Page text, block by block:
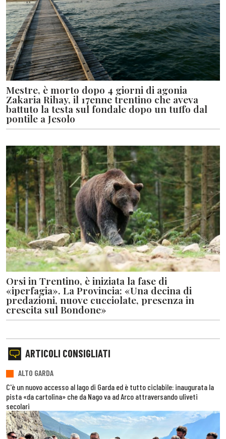
Mestre, è morto dopo 4 giorni di agonia
Zakaria Rihay, il 17enne trentino che aveva
battuto la testa sul fondale dopo un tuffo dal
pontile a Jesolo
Orsi in Trentino, è iniziata la fase di
«iperfagia». La Provincia: «Una decina di
predazioni, nuove cucciolate, presenza in
crescita sul Bondone»
ARTICOLI CONSIGLIATI
ALTO GARDA
C'è un nuovo accesso al lago di Garda ed è tutto ciclabile: inaugurata la
pista «da cartolina» che da Nago va ad Arco attraversando uliveti
secolari